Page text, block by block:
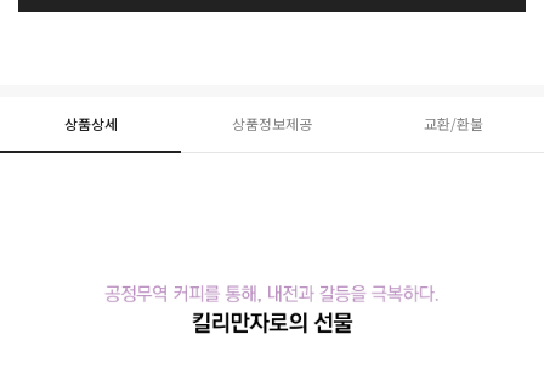
상품상세 상품정보제공 교환/환불